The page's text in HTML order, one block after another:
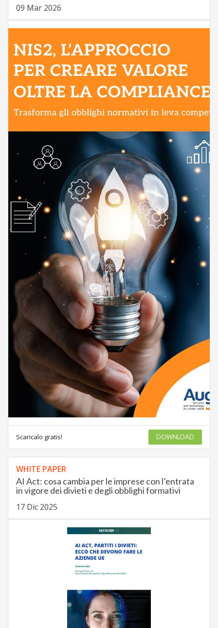
09 Mar 2026
Scaricalo gratis! DOWNLOAD
WHITE PAPER
AI Act: cosa cambia per le imprese con l’entrata
in vigore dei divieti e degli obblighi formativi
17 Dic 2025